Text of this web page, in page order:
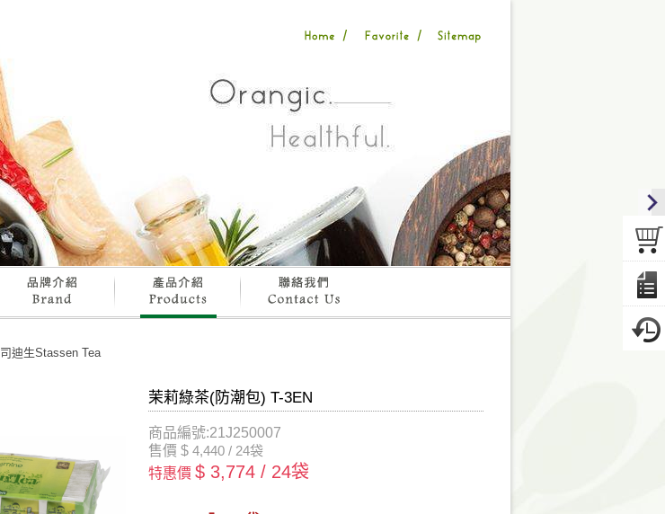
司迪生Stassen Tea
茉莉綠茶(防潮包) T-3EN
商品編號:21J250007
售價 $ 4,440 / 24袋
特惠價$ 3,774 / 24袋